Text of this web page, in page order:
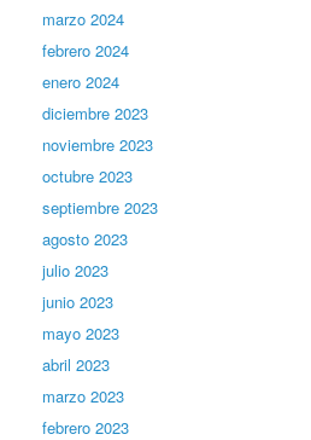
marzo 2024
febrero 2024
enero 2024
diciembre 2023
noviembre 2023
octubre 2023
septiembre 2023
agosto 2023
julio 2023
junio 2023
mayo 2023
abril 2023
marzo 2023
febrero 2023